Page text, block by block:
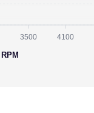
3500 4100
RPM